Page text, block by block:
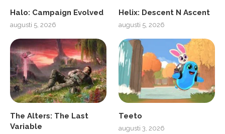
Halo: Campaign Evolved
augusti 5, 2026
Helix: Descent N Ascent
augusti 5, 2026
The Alters: The Last
Variable
Teeto
augusti 3, 2026